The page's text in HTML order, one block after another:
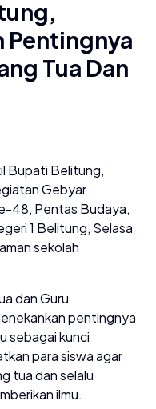
Pentingnya
Tua Dan
Bupati Belitung,
Gebyar
48, Pentas Budaya,
1 Belitung, Selasa
sekolah
dan Guru
pentingnya
sebagai kunci
para siswa agar
tua dan selalu
ilmu.